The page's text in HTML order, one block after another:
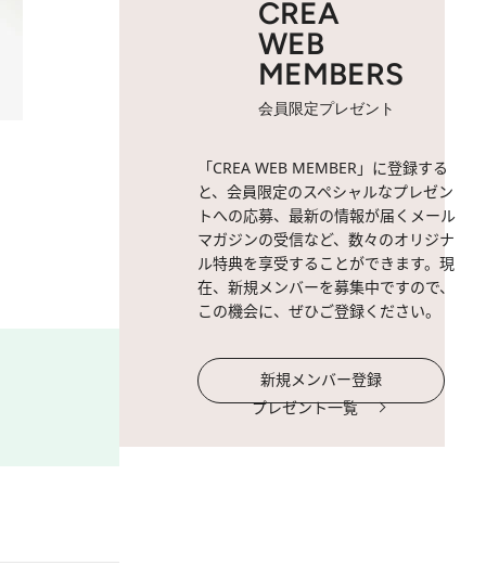
CREA
WEB
MEMBERS
会員限定プレゼント
「CREA WEB MEMBER」に登録する
と、会員限定のスペシャルなプレゼン
トへの応募、最新の情報が届くメール
マガジンの受信など、数々のオリジナ
ル特典を享受することができます。現
在、新規メンバーを募集中ですので、
この機会に、ぜひご登録ください。
新規メンバー登録
プレゼント一覧